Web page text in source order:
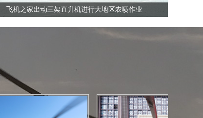
飞机之家出动三架直升机进行大地区农喷作业
全国飞行热线
13210535852